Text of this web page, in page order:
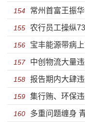
154 常州首富王振
某某的情人？
155 农行员工操纵
房产被查封
156 宝丰能源带病
157 中创物流大量
158 报告期内大肆
来？
159 集行贿、环保
金时科技上市了
160 多重问题缠身